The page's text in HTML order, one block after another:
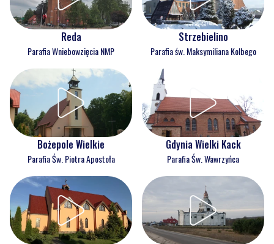
Reda
Parafia Wniebowzięcia NMP
Strzebielino
Parafia św. Maksymiliana Kolbego
Bożepole Wielkie
Parafia Św. Piotra Apostoła
Gdynia Wielki Kack
Parafia Św. Wawrzyńca